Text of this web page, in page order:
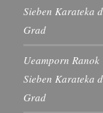
Sieben Karateka
Grad
Ueamporn Ranok
Sieben Karateka
Grad